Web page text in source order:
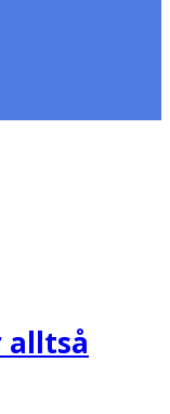
alltså